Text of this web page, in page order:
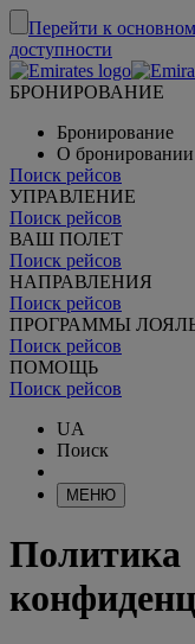
Перейти к
доступности
БРОНИРОВАНИЕ
Бронирование
О
Поиск рейсов
УПРАВЛЕНИЕ
Поиск рейсов
ВАШ ПОЛЕТ
Поиск рейсов
НАПРАВЛЕНИЯ
Поиск рейсов
ПРОГРАММЫ
Поиск рейсов
ПОМОЩЬ
Поиск рейсов
UA
Поиск
МЕНЮ
Политика